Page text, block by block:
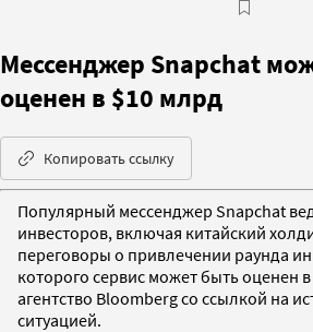
Мессенджер Snapchat
оценен в $10 млрд
Копировать ссылку
Популярный мессенджер Snapchat
инвесторов, включая китайский
переговоры о привлечении раунда
которого сервис может быть оценен
агентство Bloomberg со ссылкой на
ситуацией.